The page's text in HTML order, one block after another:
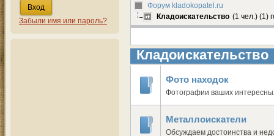
Забыли имя или пароль?
Форум kladokopatel.ru
Кладоискательство (1 чел.) (1)
Кладоискательство
Фото находок
Фотографии ваших
Металлоискатели
Обсуждаем достоинства и